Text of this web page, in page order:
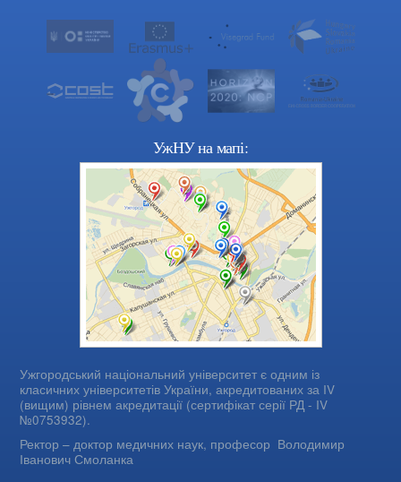
УжНУ на мапі:
Ужгородський національний університет є одним із
класичних університетів України, акредитованих за IV
(вищим) рівнем акредитації (сертифікат серії РД - IV
№0753932).
Ректор – доктор медичних наук, професор Володимир
Іванович Смоланка